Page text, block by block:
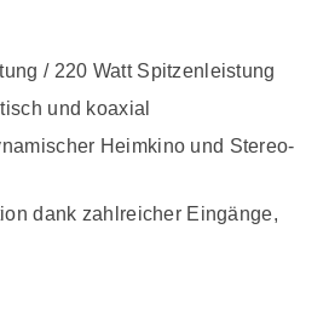
/ 220 Watt Spitzenleistung
und koaxial
Heimkino und Stereo-
dank zahlreicher Eingänge,